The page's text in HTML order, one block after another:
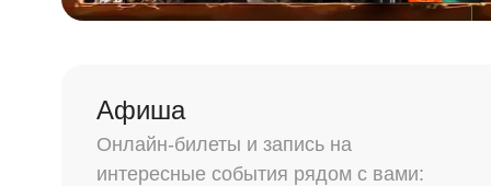
Афиша
Онлайн-билеты и запись на
интересные события рядом с вами: